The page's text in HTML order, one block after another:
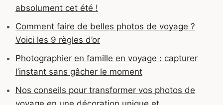
absolument cet été !
Comment faire de belles photos de voyage ?
Voici les 9 règles d’or
Photographier en famille en voyage : capturer
l’instant sans gâcher le moment
Nos conseils pour transformer vos photos de